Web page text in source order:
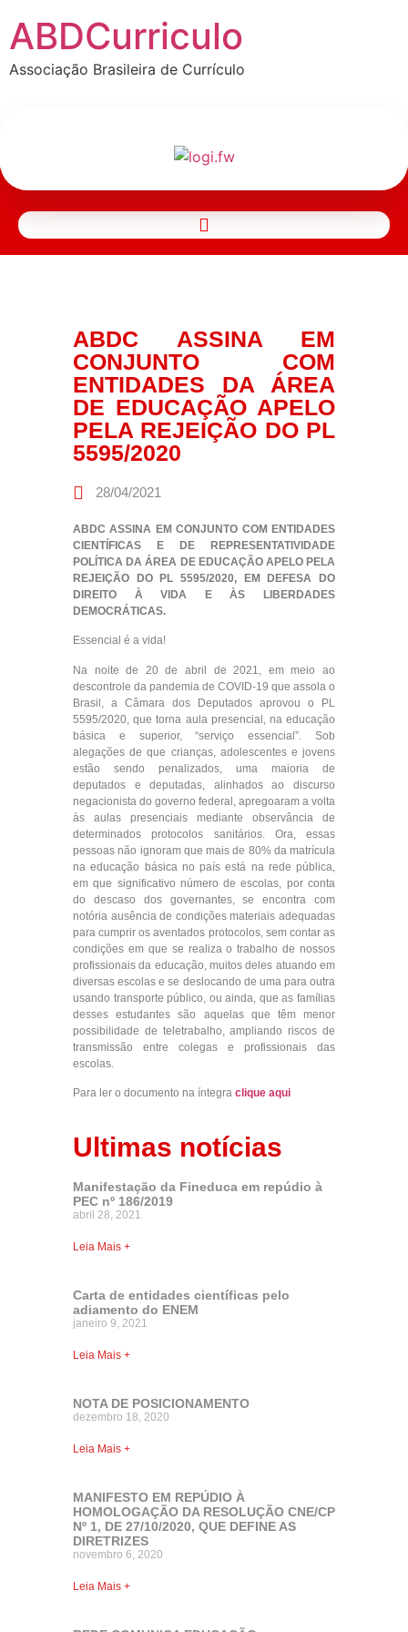
ABDCurriculo
Associação Brasileira de Currículo
ABDC ASSINA EM
CONJUNTO COM
ENTIDADES DA ÁREA
DE EDUCAÇÃO APELO
PELA REJEIÇÃO DO PL
5595/2020
28/04/2021
ABDC ASSINA EM CONJUNTO COM ENTIDADES
CIENTÍFICAS E DE REPRESENTATIVIDADE
POLÍTICA DA ÁREA DE EDUCAÇÃO APELO PELA
REJEIÇÃO DO PL 5595/2020, EM DEFESA DO
DIREITO À VIDA E ÀS LIBERDADES
DEMOCRÁTICAS.
Essencial é a vida!
Na noite de 20 de abril de 2021, em meio ao
descontrole da pandemia de COVID-19 que assola o
Brasil, a Câmara dos Deputados aprovou o PL
5595/2020, que torna aula presencial, na educação
básica e superior, “serviço essencial”. Sob
alegações de que crianças, adolescentes e jovens
estão sendo penalizados, uma maioria de
deputados e deputadas, alinhados ao discurso
negacionista do governo federal, apregoaram a volta
às aulas presenciais mediante observância de
determinados protocolos sanitários. Ora, essas
pessoas não ignoram que mais de 80% da matrícula
na educação básica no país está na rede pública,
em que significativo número de escolas, por conta
do descaso dos governantes, se encontra com
notória ausência de condições materiais adequadas
para cumprir os aventados protocolos, sem contar as
condições em que se realiza o trabalho de nossos
profissionais da educação, muitos deles atuando em
diversas escolas e se deslocando de uma para outra
usando transporte público, ou ainda, que as famílias
desses estudantes são aquelas que têm menor
possibilidade de teletrabalho, ampliando riscos de
transmissão entre colegas e profissionais das
escolas.
Para ler o documento na íntegra clique aqui
Ultimas notícias
Manifestação da Fineduca em repúdio à
PEC nº 186/2019
abril 28, 2021
Leia Mais +
Carta de entidades científicas pelo
adiamento do ENEM
janeiro 9, 2021
Leia Mais +
NOTA DE POSICIONAMENTO
dezembro 18, 2020
Leia Mais +
MANIFESTO EM REPÚDIO À
HOMOLOGAÇÃO DA RESOLUÇÃO CNE/CP
Nº 1, DE 27/10/2020, QUE DEFINE AS
DIRETRIZES
novembro 6, 2020
Leia Mais +